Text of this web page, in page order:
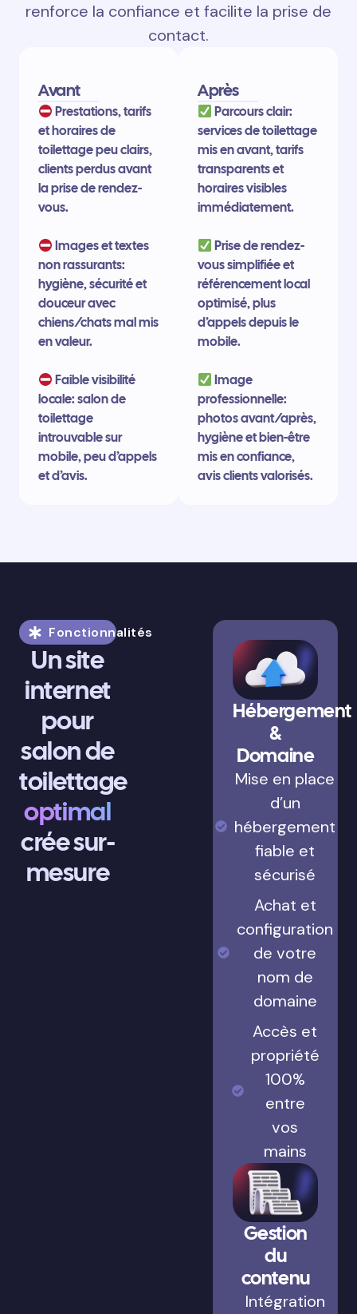
renforce la confiance et facilite la prise de
contact.
Avant
Prestations, tarifs
et horaires de
toilettage peu clairs,
clients perdus avant
la prise de rendez-
vous.
Images et textes
non rassurants:
hygiène, sécurité et
douceur avec
chiens/chats mal mis
en valeur.
Faible visibilité
locale: salon de
toilettage
introuvable sur
mobile, peu d’appels
et d’avis.
Après
Parcours clair:
services de toilettage
mis en avant, tarifs
transparents et
horaires visibles
immédiatement.
Prise de rendez-
vous simplifiée et
référencement local
optimisé, plus
d’appels depuis le
mobile.
Image
professionnelle:
photos avant/après,
hygiène et bien-être
mis en confiance,
avis clients valorisés.
Fonctionnalités
Un site
internet
pour
salon de
toilettage
optimal
crée sur-
mesure
Hébergement
&
Domaine
Mise en place
d’un
hébergement
fiable et
sécurisé
Achat et
configuration
de votre
nom de
domaine
Accès et
propriété
100%
entre
vos
mains
Gestion
du
contenu
Intégration